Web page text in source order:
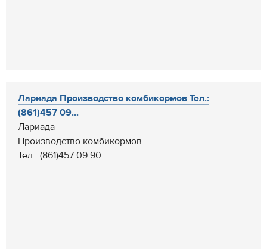
Лариада Производство комбикормов Тел.:
(861)457 09...
Лариада
Производство комбикормов
Тел.: (861)457 09 90